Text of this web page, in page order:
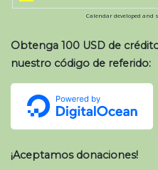
Calendar developed and
Obtenga 100 USD de
nuestro código de referido:
¡Aceptamos donaciones!